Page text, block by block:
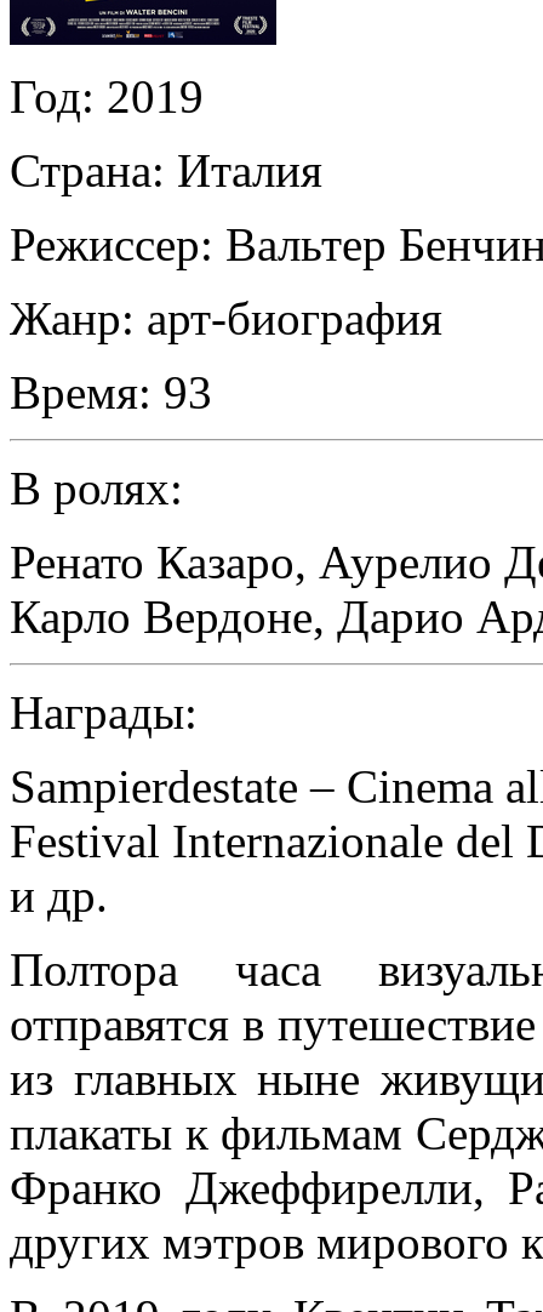
Год: 2019
Страна: Италия
Режиссер: Вальтер
Жанр: арт-биография
Время: 93
В ролях:
Ренато Казаро, Аурелио
Карло Вердоне, Дарио
Награды:
Sampierdestate – Cinema
Festival Internazionale
и др.
Полтора часа
отправятся в
из главных ныне
плакаты к фильмам
Франко Джеффирелли,
других мэтров мирового